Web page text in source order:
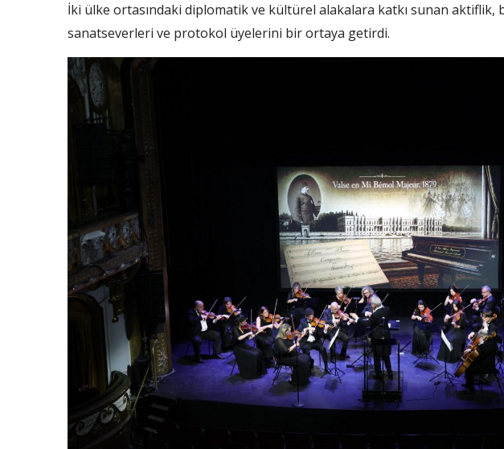
İki ülke ortasındaki diplomatik ve kültürel alakalara katkı sunan aktiflik,
sanatseverleri ve protokol üyelerini bir ortaya getirdi.